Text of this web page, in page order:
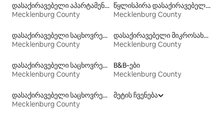
დასაქირავებელი აპარტამენტები
Mecklenburg County
წყლისპირა დასაქირავებელი საცხოვრებლები
Mecklenburg County
დასაქირავებელი საცხოვრებლები საუზმით
Mecklenburg County
დასაქირავებელი მიკროსახლები
Mecklenburg County
დასაქირავებელი საცხოვრებლები პლაჟზე გასასვლელით
Mecklenburg County
B&B‑ები
Mecklenburg County
დასაქირავებელი საცხოვრებლები აუზებით
Mecklenburg County
მეტის ჩვენება